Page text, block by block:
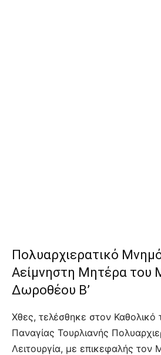
Πολυαρχιερατικό
Αείμνηστη Μητέρα του
Δωροθέου Β’
Χθες, τελέσθηκε στον Καθολικό
Παναγίας Τουρλιανής
Λειτουργία, με επικεφαλής τον